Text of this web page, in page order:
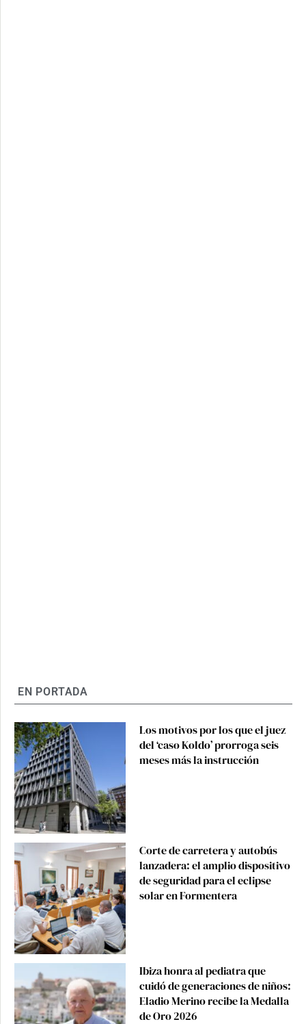
EN PORTADA
Los motivos por los que el juez
del ‘caso Koldo’ prorroga seis
meses más la instrucción
Corte de carretera y autobús
lanzadera: el amplio dispositivo
de seguridad para el eclipse
solar en Formentera
Ibiza honra al pediatra que
cuidó de generaciones de niños:
Eladio Merino recibe la Medalla
de Oro 2026